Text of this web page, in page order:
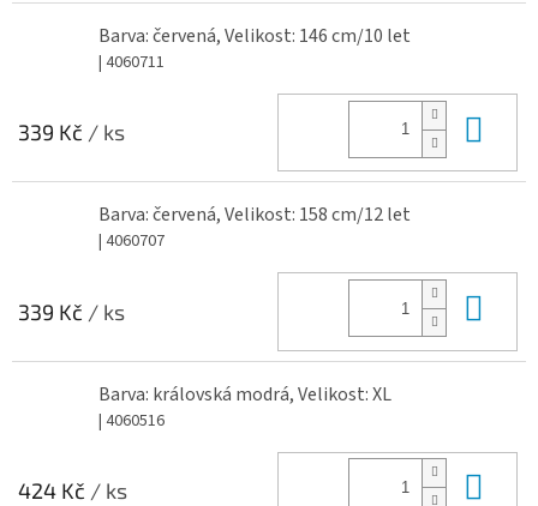
Barva: červená, Velikost: 146 cm/10 let
| 4060711
339 Kč / ks
Barva: červená, Velikost: 158 cm/12 let
| 4060707
339 Kč / ks
Barva: královská modrá, Velikost: XL
| 4060516
424 Kč / ks